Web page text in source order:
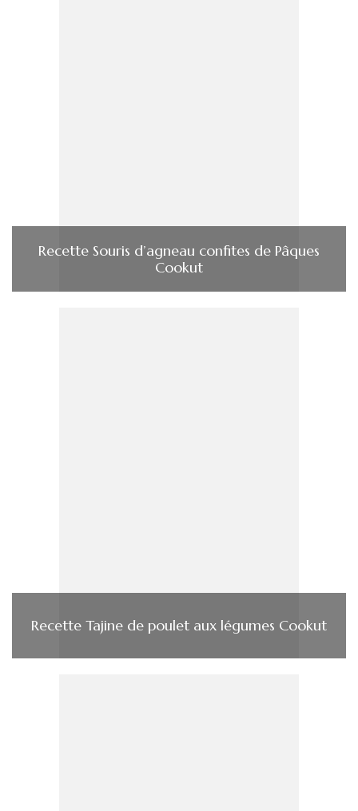
Recette Souris d’agneau confites de Pâques
Cookut
Recette Tajine de poulet aux légumes Cookut